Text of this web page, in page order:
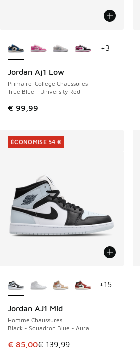
Jordan Aj1 Low
Primaire-College Chaussures
True Blue - University Red
€ 99,99
NOUVEAU
+3
Jordan AJ1 Mid
Homme Chaussures
Black - Squadron Blue - Aura
Cet article est en promotion. Prix
€ 85,00€ 139,99
ÉCONOMISE 54 €
+15
ÉCONOMISE 54 €